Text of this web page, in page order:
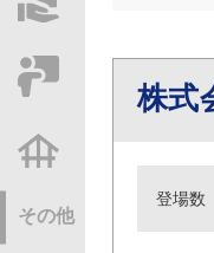
その他
株式
登場数